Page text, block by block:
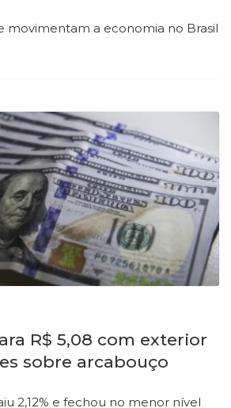
movimentam a economia no Brasil
R$ 5,08 com exterior
sobre arcabouço
2,12% e fechou no menor nível